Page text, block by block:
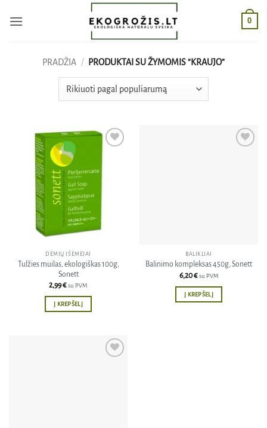
0
PRADŽIA / PRODUKTAI SU ŽYMOMIS “KRAUJO”
DĖMIŲ IŠĖMĖJAI
Tulžies muilas, ekologiškas 100g,
Sonett
2,99€su PVM
Į KREPŠELĮ
BALIKLIAI
Balinimo kompleksas 450g, Sonett
6,20€ su PVM
Į KREPŠELĮ